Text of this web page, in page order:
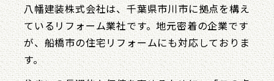
八幡建装株式会社は、千葉県市川市に拠点を構え
ているリフォーム業社です。地元密着の企業です
が、船橋市の住宅リフォームにも対応しておりま
す。